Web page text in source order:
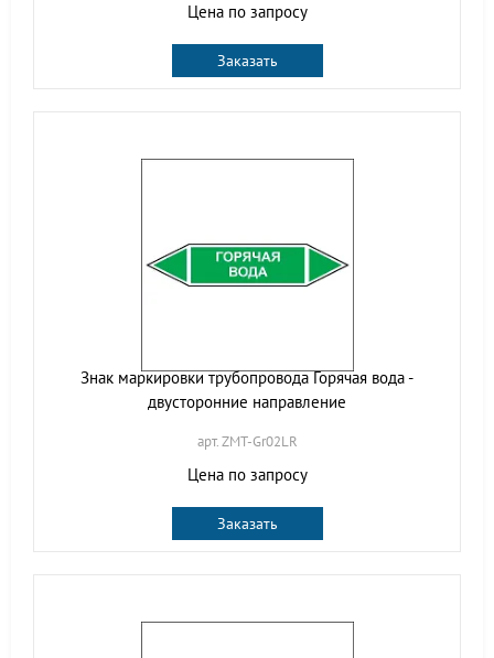
Цена по запросу
Заказать
Знак маркировки трубопровода Горячая вода -
двусторонние направление
арт. ZMT-Gr02LR
Цена по запросу
Заказать